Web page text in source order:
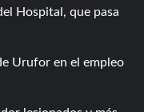
Hospital, que pasa
Urufor en el empleo